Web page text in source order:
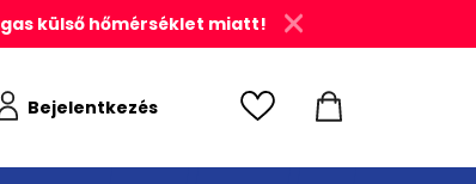
külső hőmérséklet miatt!
Bejelentkezés